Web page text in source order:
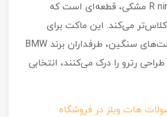
بی ام و R nineT Racer مشکی، قطعه‌ای است که
می‌کند. این ماکت برای
عاشقان موتورسیکلت‌های سنگین، طرفداران برند BMW
رترو را درک می‌کنند، انتخابی
هات ویلز در فروشگاه